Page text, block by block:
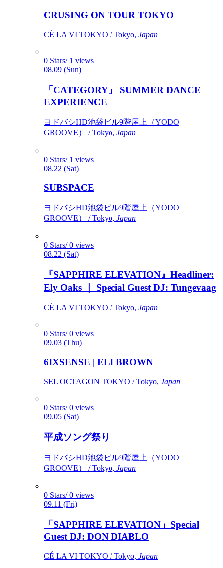
CRUSING ON TOUR TOKYO
CÉ LA VI TOKYO / Tokyo, Japan
0 Stars/ 1 views
08.09 (Sun)
「CATEGORY」 SUMMER DANCE
EXPERIENCE
ヨドバシHD池袋ビル9階屋上（YODO
GROOVE） / Tokyo, Japan
0 Stars/ 1 views
08.22 (Sat)
SUBSPACE
ヨドバシHD池袋ビル9階屋上（YODO
GROOVE） / Tokyo, Japan
0 Stars/ 0 views
08.22 (Sat)
『SAPPHIRE ELEVATION』Headliner:
Ely Oaks ｜ Special Guest DJ: Tungevaag
CÉ LA VI TOKYO / Tokyo, Japan
0 Stars/ 0 views
09.03 (Thu)
6IXSENSE | ELI BROWN
SEL OCTAGON TOKYO / Tokyo, Japan
0 Stars/ 0 views
09.05 (Sat)
平成ソング祭り
ヨドバシHD池袋ビル9階屋上（YODO
GROOVE） / Tokyo, Japan
0 Stars/ 0 views
09.11 (Fri)
「SAPPHIRE ELEVATION」Special
Guest DJ: DON DIABLO
CÉ LA VI TOKYO / Tokyo, Japan